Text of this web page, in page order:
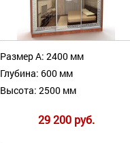
Размер А: 2400 мм
Глубина: 600 мм
Высота: 2500 мм
29 200 руб.